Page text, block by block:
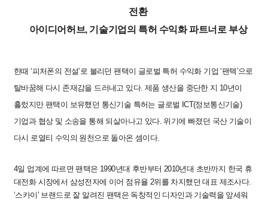
전환
아이디어허브, 기술기업의 특허 수익화 파트너로 부상
한때 ‘피처폰의 전설’로 불리던 팬택이 글로벌 특허 수익화 기업 ‘팬텍’으로
탈바꿈해 다시 존재감을 드러내고 있다. 제품 생산을 중단한 지 10년이
흘렀지만 팬택이 보유했던 통신기술 특허는 글로벌 ICT(정보통신기술)
기업과 협상 및 소송을 통해 되살아나고 있다. 위기에 빠졌던 국산 기술이
다시 로열티 수익의 원천으로 돌아온 셈이다.
4일 업계에 따르면 팬택은 1990년대 후반부터 2010년대 초반까지 한국 휴
대전화 시장에서 삼성전자에 이어 점유율 2위를 차지했던 대표 제조사다.
‘스카이’ 브랜드로 잘 알려진 팬택은 독창적인 디자인과 기술력을 앞세워